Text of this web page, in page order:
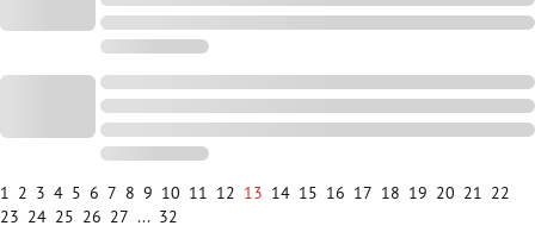
1 2 3 4 5 6 7 8 9 10 11 12 13 14 15 16 17 18 19 20 21 22
23 24 25 26 27 ... 32